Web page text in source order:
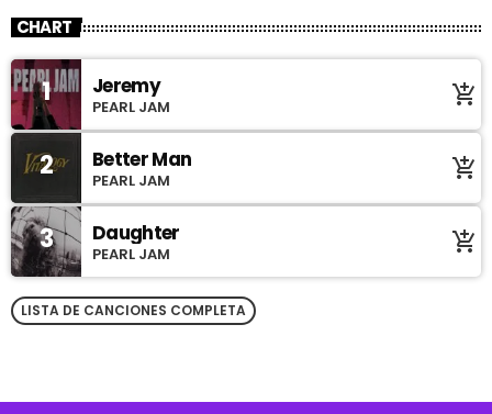
CHART
1 Jeremy
PEARL JAM add_shopping_cart
2 Better Man
PEARL JAM add_shopping_cart
3 Daughter
PEARL JAM add_shopping_cart
LISTA DE CANCIONES COMPLETA